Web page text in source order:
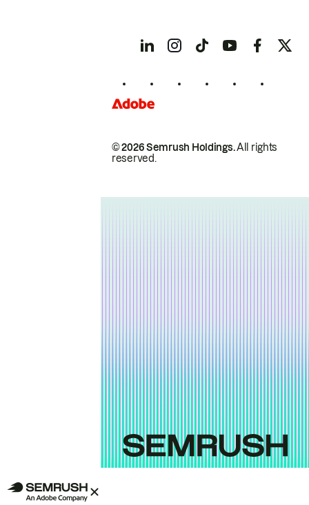
© 2026 Semrush Holdings.All rights
reserved.